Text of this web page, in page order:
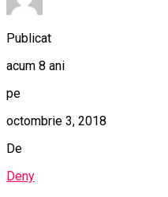
Publicat
acum 8 ani
pe
octombrie 3, 2018
De
Deny